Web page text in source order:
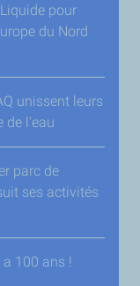
pour
du Nord
unissent leurs
de l'eau
parc de
ses activités
100 ans !